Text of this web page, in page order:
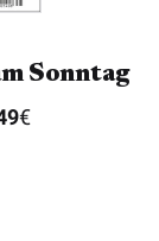
Sonntag
€